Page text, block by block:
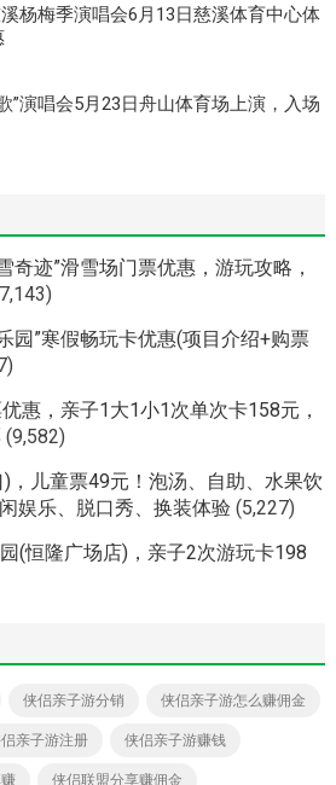
杨梅季演唱会6月13日慈溪体育中心体
”演唱会5月23日舟山体育场上演，入场
奇迹”滑雪场门票优惠，游玩攻略，
园”寒假畅玩卡优惠(项目介绍+购票
惠，亲子1大1小1次单次卡158元，
(9,582)
，儿童票49元！泡汤、自助、水果饮
娱乐、脱口秀、换装体验 (5,227)
(恒隆广场店)，亲子2次游玩卡198
侠侣亲子游分销 侠侣亲子游怎么赚佣金
亲子游注册 侠侣亲子游赚钱
侠侣联盟分享赚佣金